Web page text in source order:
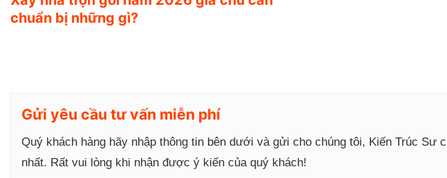
chuẩn bị những gì?
Gửi yêu cầu tư vấn miễn phí
Quý khách hàng hãy nhập thông tin bên dưới và gửi cho chúng tôi, Kiến Trúc Sư
nhất. Rất vui lòng khi nhận được ý kiến của quý khách!